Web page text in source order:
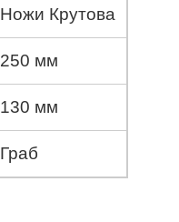
Ножи Крутова
250 мм
130 мм
Граб